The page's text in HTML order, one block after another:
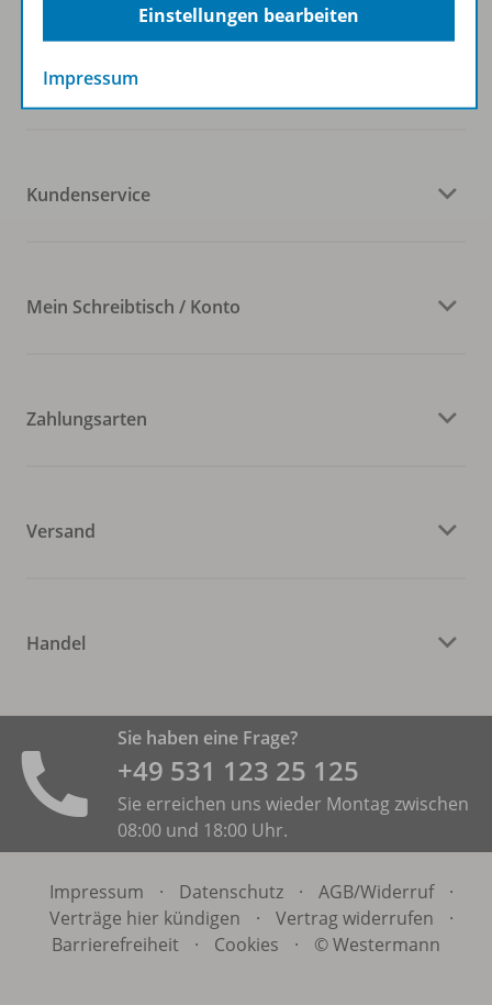
Veranstaltungen
Kundenservice
Mein Schreibtisch / Konto
Zahlungsarten
Versand
Handel
Sie haben eine Frage?
+49 531 ­123 25 125
Sie erreichen uns wieder Montag zwischen
08:00 und 18:00 Uhr.
Impressum · Datenschutz · AGB/Widerruf
·
Verträge hier kündigen
· Vertrag widerrufen
·
Barrierefreiheit
· Cookies · © Westermann
Einstellungen bearbeiten
Impressum